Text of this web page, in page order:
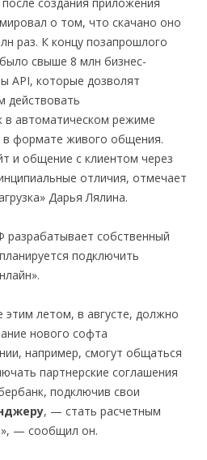
о том, что скачано оно
раз. К концу позапрошлого
свыше 8 млн бизнес-
API, которые дозволят
действовать
в автоматическом режиме
формате живого общения.
и общение с клиентом через
отличия, отмечает
Дарья Лялина.
разрабатывает собственный
подключить
этим летом, в августе, должно
нового софта
например, смогут общаться
партнерские соглашения
подключив свои
, — стать расчетным
— сообщил он.